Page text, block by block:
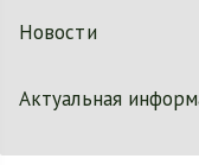
Новости
Актуальная